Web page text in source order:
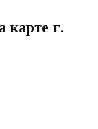
карте г.